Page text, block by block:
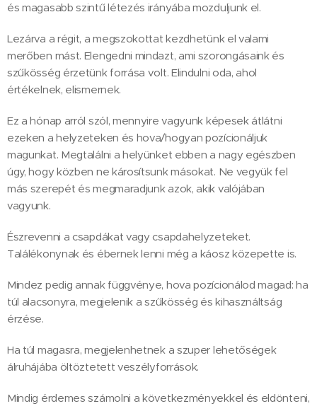
és magasabb szintű létezés irányába mozduljunk el.
Lezárva a régit, a megszokottat kezdhetünk el valami
merőben mást. Elengedni mindazt, ami szorongásaink és
szűkösség érzetünk forrása volt. Elindulni oda, ahol
értékelnek, elismernek.
Ez a hónap arról szól, mennyire vagyunk képesek átlátni
ezeken a helyzeteken és hova/hogyan pozícionáljuk
magunkat. Megtalálni a helyünket ebben a nagy egészben
úgy, hogy közben ne károsítsunk másokat. Ne vegyük fel
más szerepét és megmaradjunk azok, akik valójában
vagyunk.
Észrevenni a csapdákat vagy csapdahelyzeteket.
Találékonynak és ébernek lenni még a káosz közepette is.
Mindez pedig annak függvénye, hova pozícionálod magad: ha
túl alacsonyra, megjelenik a szűkösség és kihasználtság
érzése.
Ha túl magasra, megjelenhetnek a szuper lehetőségek
álruhájába öltöztetett veszélyforrások.
Mindig érdemes számolni a következményekkel és eldönteni,